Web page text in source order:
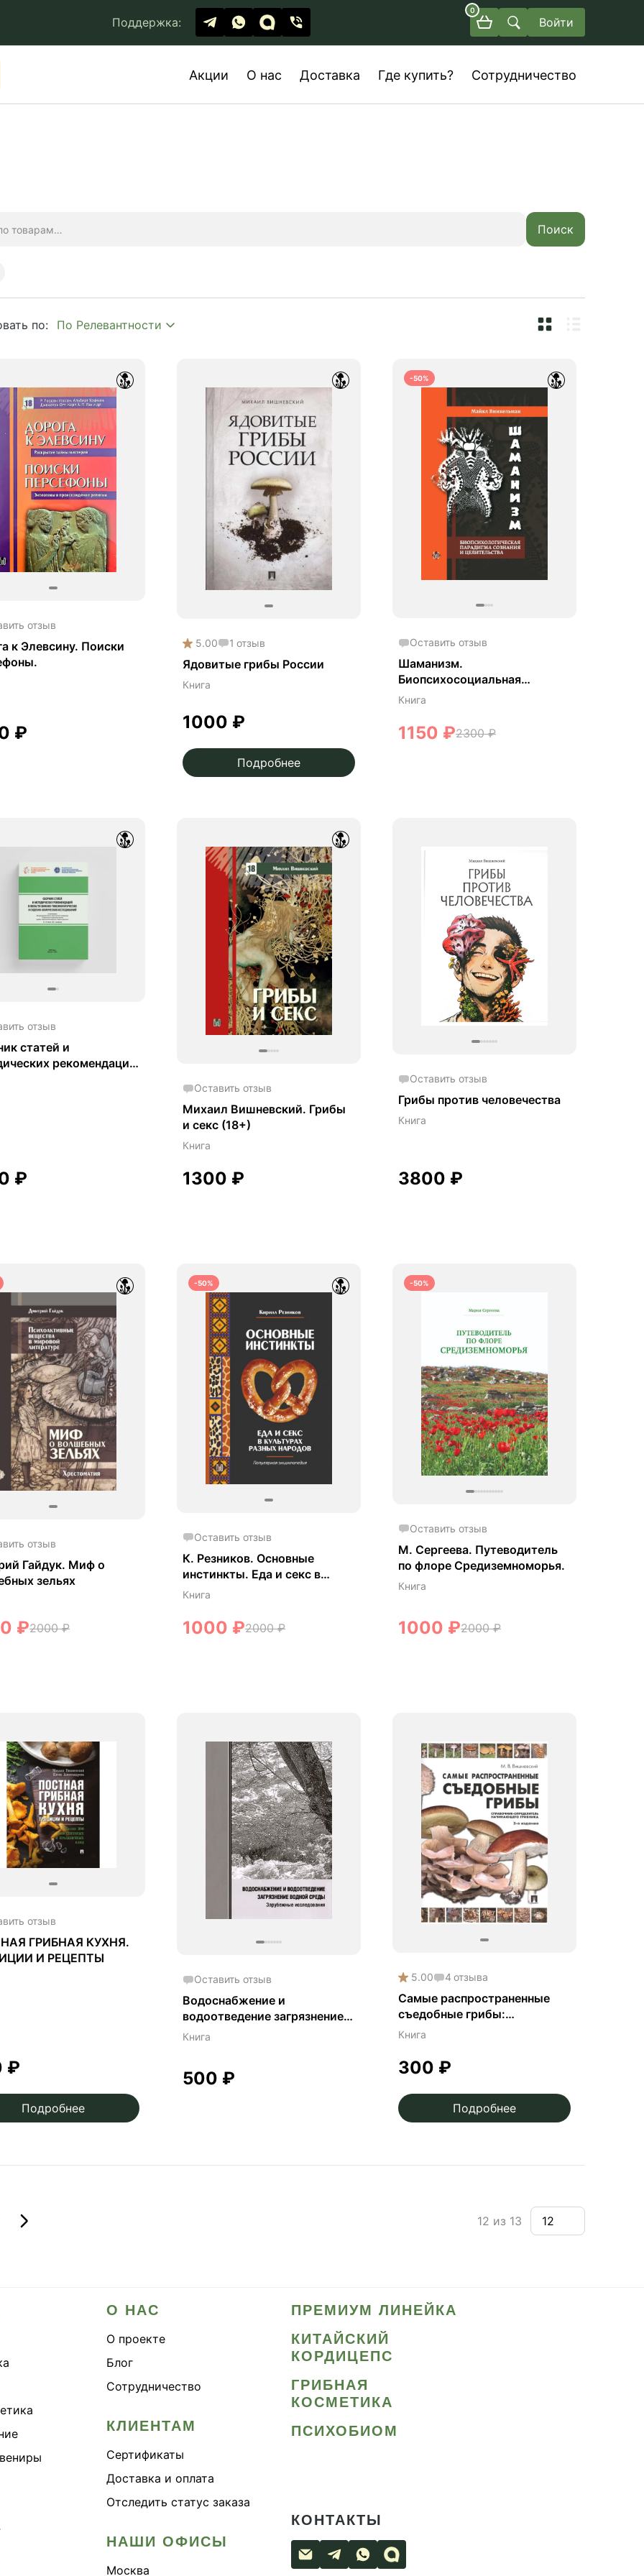
Поддержка:
0
Войти
Акции О нас Доставка Где купить? Сотрудничество
Поиск
по:
отзыв
к Элевсину. Поиски
₽
5.00 1 отзыв
Ядовитые грибы России
Книга
1000 ₽
Подробнее
-50%
Оставить отзыв
Шаманизм.
Биопсихосоциальная
парадигма сознания и
Винкельман
Книга
1150 ₽2300₽
отзыв
статей и
рекомендаций
₽
Оставить отзыв
Михаил Вишневский. Грибы
и секс (18+)
Книга
1300 ₽
Оставить отзыв
Грибы против человечества
Книга
3800 ₽
отзыв
Гайдук. Миф о
зельях
₽2000₽
-50%
Оставить отзыв
К. Резников. Основные
инстинкты. Еда и секс в
культурах разных народов:
Книга
1000 ₽2000₽
-50%
Оставить отзыв
М. Сергеева. Путеводитель
по флоре Средиземноморья.
Книга
1000 ₽2000₽
отзыв
ГРИБНАЯ КУХНЯ.
И РЕЦЕПТЫ
₽
Подробнее
Оставить отзыв
Водоснабжение и
водоотведение загрязнение
окружающей сред - В. Я.
Книга
500 ₽
5.00 4 отзыва
Самые распространенные
съедобные грибы:
справочник-определитель
Книга
300 ₽
Подробнее
12 из 13
О НАС
О проекте
Блог
Сотрудничество
КЛИЕНТАМ
Сертификаты
Доставка и оплата
Отследить статус заказа
НАШИ ОФИСЫ
Москва
ПРЕМИУМ ЛИНЕЙКА
КИТАЙСКИЙ
КОРДИЦЕПС
ГРИБНАЯ
КОСМЕТИКА
ПСИХОБИОМ
КОНТАКТЫ